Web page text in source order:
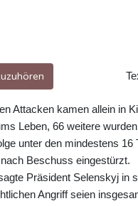
Attacken kamen allein in
Leben, 66 weitere
unter den mindestens
Beschuss eingestürzt.
Präsident Selenskyj in
Angriff seien